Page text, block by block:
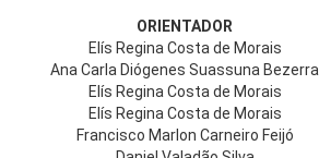
ORIENTADOR
Elís Regina Costa de Morais
Ana Carla Diógenes Suassuna Bezerra
Elís Regina Costa de Morais
Elís Regina Costa de Morais
Francisco Marlon Carneiro Feijó